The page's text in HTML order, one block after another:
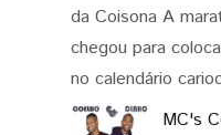
da Coisona A
chegou para
no calendário
MC's